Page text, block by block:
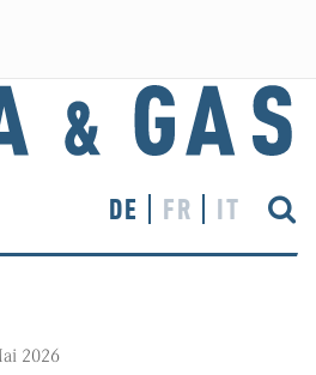
DE FR IT
2026